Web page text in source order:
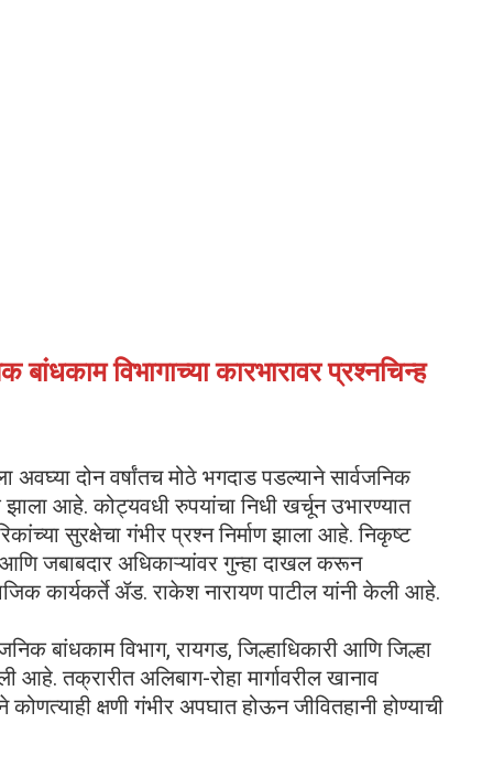
विभागाच्या कारभारावर प्रश्नचिन्ह
अवघ्या दोन वर्षांतच मोठे भगदाड पडल्याने सार्वजनिक
झाला आहे. कोट्यवधी रुपयांचा निधी खर्चून उभारण्यात
सुरक्षेचा गंभीर प्रश्न निर्माण झाला आहे. निकृष्ट
जबाबदार अधिकाऱ्यांवर गुन्हा दाखल करून
कार्यकर्ते ॲड. राकेश नारायण पाटील यांनी केली आहे.
बांधकाम विभाग, रायगड, जिल्हाधिकारी आणि जिल्हा
तक्रारीत अलिबाग-रोहा मार्गावरील खानाव
क्षणी गंभीर अपघात होऊन जीवितहानी होण्याची